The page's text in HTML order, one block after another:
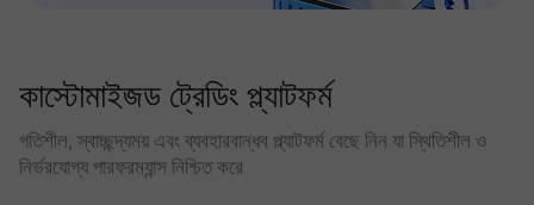
কাস্টোমাইজড ট্রেডিং প্ল্যাটফর্ম
গতিশীল, স্বাচ্ছন্দ্যময় এবং ব্যবহারবান্ধব প্ল্যাটফর্ম বেছে নিন যা স্থিতিশীল ও
নির্ভরযোগ্য পারফরম্যান্স নিশ্চিত করে